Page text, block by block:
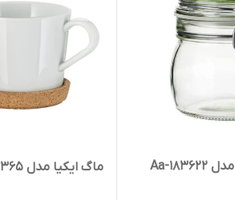
بانکه ایکیا (Ikea) مدل Aa-183622
ماگ ایکیا مدل 365